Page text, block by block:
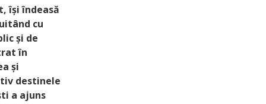
își îndeasă
cu
și de
în
și
destinele
a ajuns